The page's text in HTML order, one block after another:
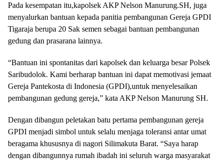
Pada kesempatan itu,kapolsek AKP Nelson Manurung.SH, juga
menyalurkan bantuan kepada panitia pembangunan Gereja GPDI
Tigaraja berupa 20 Sak semen sebagai bantuan pembangunan
gedung dan prasarana lainnya.
“Bantuan ini spontanitas dari kapolsek dan keluarga besar Polsek
Saribudolok. Kami berharap bantuan ini dapat memotivasi jemaat
Gereja Pantekosta di Indonesia (GPDI),untuk menyelesaikan
pembangunan gedung gereja,” kata AKP Nelson Manurung SH.
Dengan dibangun peletakan batu pertama pembangunan gereja
GPDI menjadi simbol untuk selalu menjaga toleransi antar umat
beragama khususnya di nagori Silimakuta Barat. “Saya harap
dengan dibangunnya rumah ibadah ini seluruh warga masyarakat